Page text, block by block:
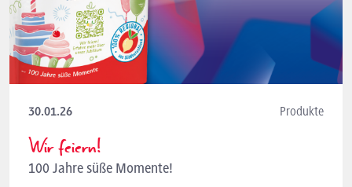
30.01.26 Produkte
Wir feiern!
100 Jahre süße Momente!